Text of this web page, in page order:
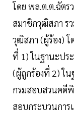
โดย พล.ต.ต.ฉัตร
สมาชิกวุฒิสภา ร
วุฒิสภา (ผู้ร้อง) โ
ที่ 1) ในฐานะปร
(ผู้ถูกร้องที่ 2) ใน
กรมสอบสวนคดีพิ
สอบกระบวนการ